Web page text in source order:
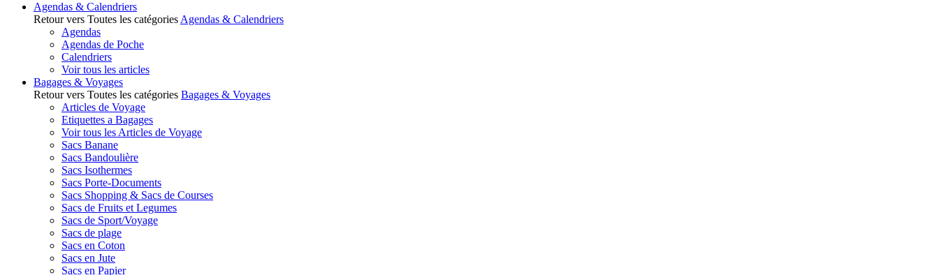
Agendas & Calendriers
Retour vers Toutes les catégories Agendas & Calendriers
Agendas
Agendas de Poche
Calendriers
Voir tous les articles
Bagages & Voyages
Retour vers Toutes les catégories Bagages & Voyages
Articles de Voyage
Etiquettes a Bagages
Voir tous les Articles de Voyage
Sacs Banane
Sacs Bandoulière
Sacs Isothermes
Sacs Porte-Documents
Sacs Shopping & Sacs de Courses
Sacs de Fruits et Legumes
Sacs de Sport/Voyage
Sacs de plage
Sacs en Coton
Sacs en Jute
Sacs en Papier